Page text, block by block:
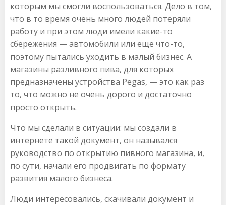
которым мы смогли воспользоваться. Дело в том,
что в то время очень много людей потеряли
работу и при этом люди имели какие-то
сбережения — автомобили или еще что-то,
поэтому пытались уходить в малый бизнес. А
магазины разливного пива, для которых
предназначены устройства Pegas, — это как раз
то, что можно не очень дорого и достаточно
просто открыть.
Что мы сделали в ситуации: мы создали в
интернете такой документ, он назывался
руководство по открытию пивного магазина, и,
по сути, начали его продвигать по формату
развития малого бизнеса.
Люди интересовались, скачивали документ и